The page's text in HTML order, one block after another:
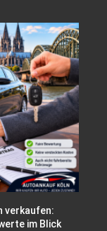
verkaufen:
im Blick